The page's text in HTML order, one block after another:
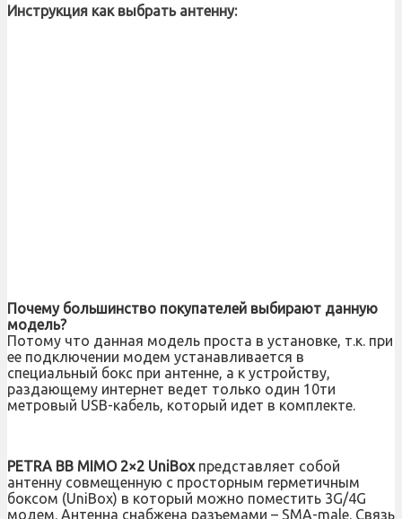
Инструкция как выбрать антенну:
Почему большинство покупателей выбирают данную
модель?
Потому что данная модель проста в установке, т.к. при
ее подключении модем устанавливается в
специальный бокс при антенне, а к устройству,
раздающему интернет ведет только один 10ти
метровый USB-кабель, который идет в комплекте.
PETRA BB MIMO 2×2 UniBoxпредставляет собой
антенну совмещенную с просторным герметичным
боксом (UniBox) в который можно поместить 3G/4G
модем. Антенна снабжена разъемами – SMA-male. Связь